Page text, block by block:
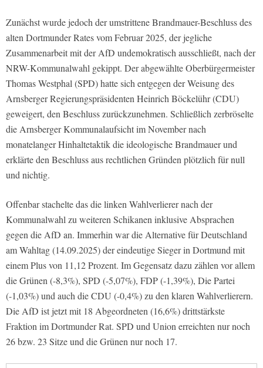
Zunächst wurde jedoch der umstrittene Brandmauer-Beschluss des
alten Dortmunder Rates vom Februar 2025, der jegliche
Zusammenarbeit mit der AfD undemokratisch ausschließt, nach der
NRW-Kommunalwahl gekippt. Der abgewählte Oberbürgermeister
Thomas Westphal (SPD) hatte sich entgegen der Weisung des
Arnsberger Regierungspräsidenten Heinrich Böckelühr (CDU)
geweigert, den Beschluss zurückzunehmen. Schließlich zerbröselte
die Arnsberger Kommunalaufsicht im November nach
monatelanger Hinhaltetaktik die ideologische Brandmauer und
erklärte den Beschluss aus rechtlichen Gründen plötzlich für null
und nichtig.
Offenbar stachelte das die linken Wahlverlierer nach der
Kommunalwahl zu weiteren Schikanen inklusive Absprachen
gegen die AfD an. Immerhin war die Alternative für Deutschland
am Wahltag (14.09.2025) der eindeutige Sieger in Dortmund mit
einem Plus von 11,12 Prozent. Im Gegensatz dazu zählen vor allem
die Grünen (-8,3%), SPD (-5,07%), FDP (-1,39%), Die Partei
(-1,03%) und auch die CDU (-0,4%) zu den klaren Wahlverlierern.
Die AfD ist jetzt mit 18 Abgeordneten (16,6%) drittstärkste
Fraktion im Dortmunder Rat. SPD und Union erreichten nur noch
26 bzw. 23 Sitze und die Grünen nur noch 17.